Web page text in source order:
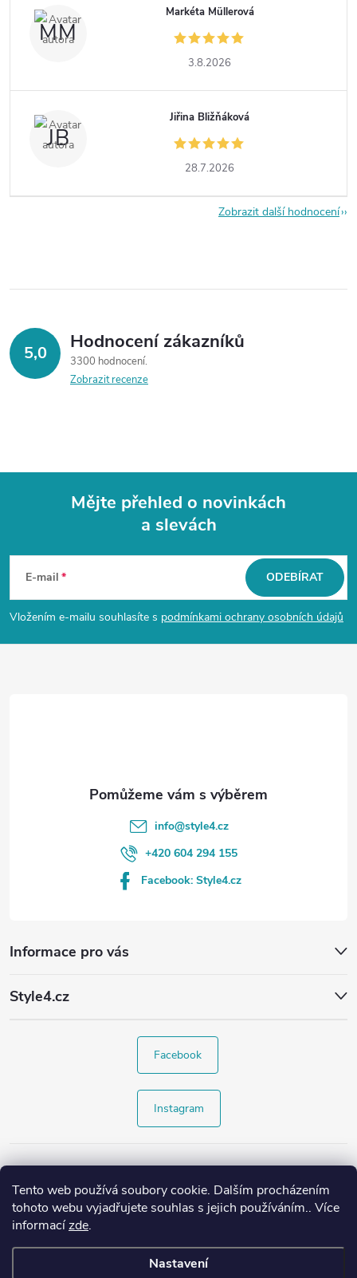
Tento web používá soubory cookie. Dalším procházením
tohoto webu vyjadřujete souhlas s jejich používáním.. Více
informacízde.
Nastavení
MM
Markéta Müllerová
3.8.2026
JB
Jiřina Bližňáková
28.7.2026
Zobrazit další hodnocení
5,0 Hodnocení zákazníků
3300 hodnocení
Zobrazit recenze
p
a
Mějte přehled o novinkách
a slevách
E-mail
Vložením e-mailu souhlasíte s podmínkami ochrany osobních údajů
ODEBÍRAT
Informace pro vás
Style4.cz
info@style4.cz
+420 604 294 155
Facebook: Style4.cz
Facebook
Instagram